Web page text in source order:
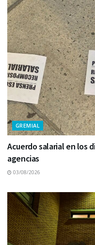
GREMIAL
Acuerdo salarial en los
agencias
03/08/2026